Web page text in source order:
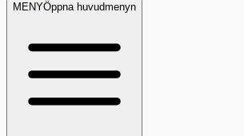
MENYÖppna huvudmenyn